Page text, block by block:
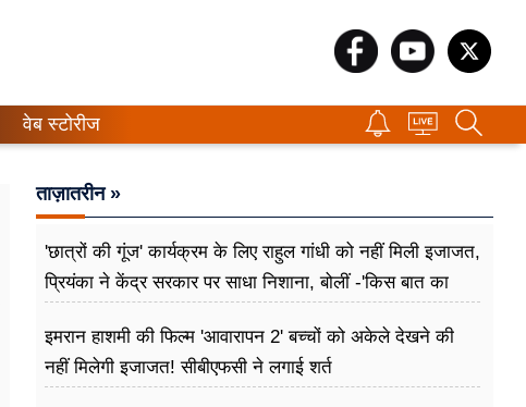
वेब स्टोरीज
ताज़ातरीन »
'छात्रों की गूंज' कार्यक्रम के लिए राहुल गांधी को नहीं मिली इजाजत,
प्रियंका ने केंद्र सरकार पर साधा निशाना, बोलीं -'किस बात का
इमरान हाशमी की फिल्म 'आवारापन 2' बच्चों को अकेले देखने की
नहीं मिलेगी इजाजत! सीबीएफसी ने लगाई शर्त